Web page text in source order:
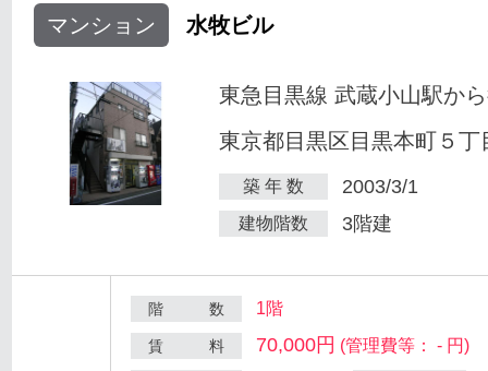
マンション 水牧ビル
東急目黒線 武蔵小山駅か
東京都目黒区目黒本町５丁
築 年 数 2003/3/1
建物階数 3階建
階 数 1階
賃 料 70,000円 (管理費等： - 円)